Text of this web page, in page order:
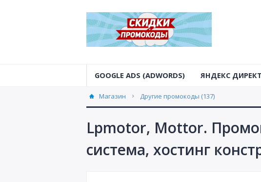
GOOGLE ADS (ADWORDS) ЯНДЕКС ДИРЕКТ
Магазин Другие промокоды (137)
Lpmotor, Mottor.
система, хостинг